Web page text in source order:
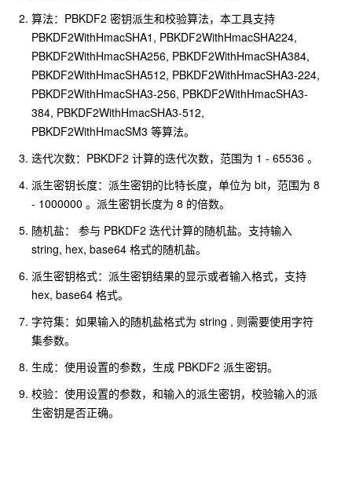
算法：PBKDF2 密钥派生和校验算法，本工具支持
PBKDF2WithHmacSHA1, PBKDF2WithHmacSHA224,
PBKDF2WithHmacSHA256, PBKDF2WithHmacSHA384,
PBKDF2WithHmacSHA512, PBKDF2WithHmacSHA3-224,
PBKDF2WithHmacSHA3-256, PBKDF2WithHmacSHA3-
384, PBKDF2WithHmacSHA3-512,
PBKDF2WithHmacSM3 等算法。
迭代次数：PBKDF2 计算的迭代次数，范围为 1 - 65536 。
派生密钥长度：派生密钥的比特长度，单位为 bit，范围为 8
- 1000000 。派生密钥长度为 8 的倍数。
随机盐： 参与 PBKDF2 迭代计算的随机盐。支持输入
string, hex, base64 格式的随机盐。
派生密钥格式：派生密钥结果的显示或者输入格式，支持
hex, base64 格式。
字符集：如果输入的随机盐格式为 string , 则需要使用字符
集参数。
生成：使用设置的参数，生成 PBKDF2 派生密钥。
校验：使用设置的参数，和输入的派生密钥，校验输入的派
生密钥是否正确。